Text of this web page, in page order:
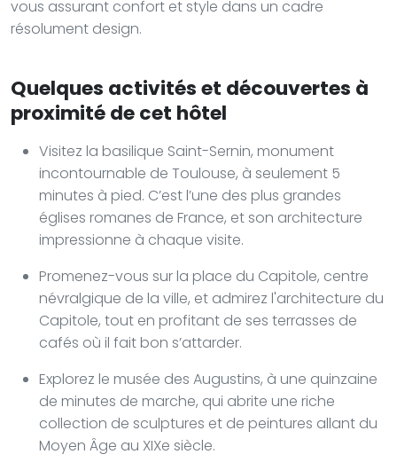
vous assurant confort et style dans un cadre
résolument design.
Quelques activités et découvertes à
proximité de cet hôtel
Visitez la basilique Saint-Sernin, monument
incontournable de Toulouse, à seulement 5
minutes à pied. C’est l’une des plus grandes
églises romanes de France, et son architecture
impressionne à chaque visite.
Promenez-vous sur la place du Capitole, centre
névralgique de la ville, et admirez l'architecture du
Capitole, tout en profitant de ses terrasses de
cafés où il fait bon s’attarder.
Explorez le musée des Augustins, à une quinzaine
de minutes de marche, qui abrite une riche
collection de sculptures et de peintures allant du
Moyen Âge au XIXe siècle.